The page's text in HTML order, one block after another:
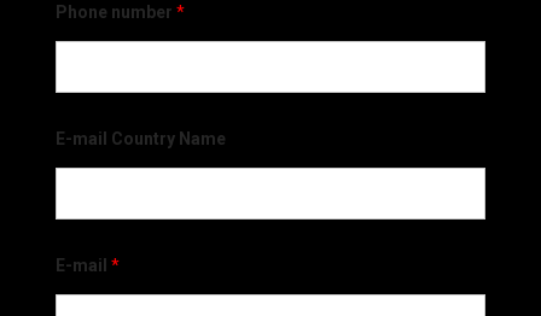
Phone number *
E-mail Country Name
E-mail *